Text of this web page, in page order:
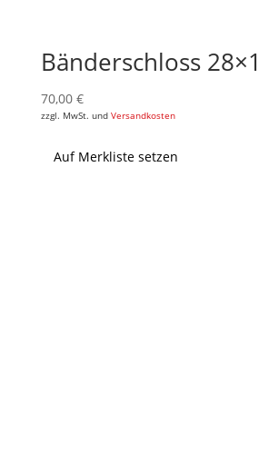
Bänderschloss
70,00 €
zzgl. MwSt. und Versandkosten
Auf Merkliste setzen